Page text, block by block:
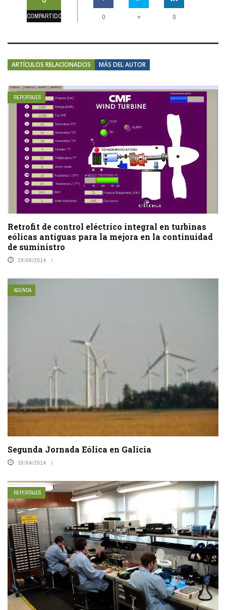
COMPARTIDOS 0 + 0
ARTÍCULOS RELACIONADOS MÁS DEL AUTOR
REPORTAJES
Retrofit de control eléctrico integral en turbinas
eólicas antiguas para la mejora en la continuidad
de suministro
29/06/2014
AGENDA
Segunda Jornada Eólica en Galicia
30/04/2014
REPORTAJES